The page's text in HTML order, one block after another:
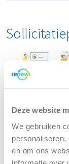
Deze website
We gebruiken
en om ons
informatie over
chauffeur